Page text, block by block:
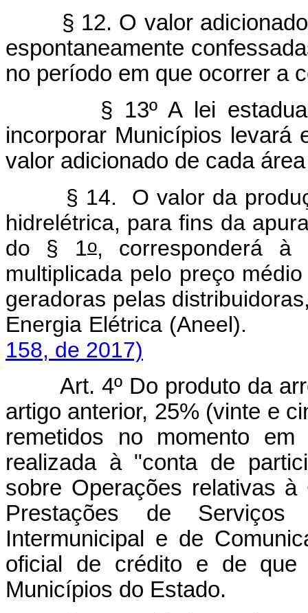
§ 12. O valor
espontaneamente
no período em que ocorrer a
§ 13º A lei
incorporar Municípios levará
valor adicionado de cada
§ 14. O valor da
hidrelétrica, para fins da
do § 1o, corresponderá à
multiplicada pelo preço
geradoras pelas
Energia Elétrica
158, de 2017)
Art. 4º Do produto da
artigo anterior, 25% (vinte e
remetidos no momento
realizada à "conta de
sobre Operações relativas
Prestações de
Intermunicipal e de
oficial de crédito e de que
Municípios do Estado.